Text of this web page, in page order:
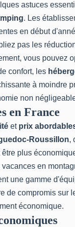
astuces
. Les
en début
pas les
vous pouvez
confort, les
à moindre
non
en France
et prix
Roussillon,
plus
en
une gamme
de compromis
économique.